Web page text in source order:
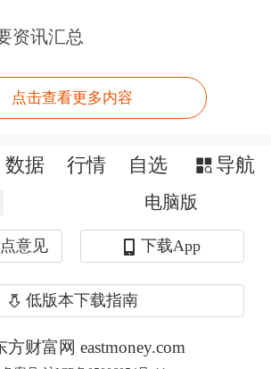
老师一样的长期思维，他
风险的思考方式不同，我
的思维方式看待它们，会
置资本时的纪律性。”他
望对其未来5年、10年的经
资讯汇总
点击查看更多内容
数据 行情 自选 导航
电脑版
意见 下载App
低版本下载指南
方财富网 eastmoney.com